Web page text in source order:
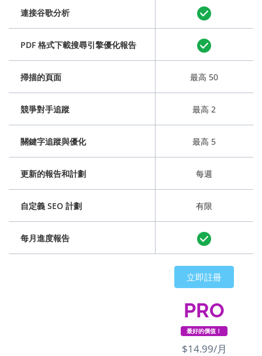
連接谷歌分析
PDF 格式下載搜尋引擎優化報告
掃描的頁面
競爭對手追蹤
關鍵字追蹤與優化
更新的報告和計劃
自定義 SEO 計劃
每月進度報告
最高 50
最高 2
最高 5
每週
有限
立即註冊
PRO
最好的價值！
$14.99/月